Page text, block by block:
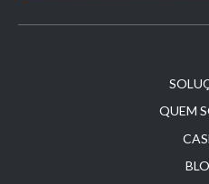
QUEM